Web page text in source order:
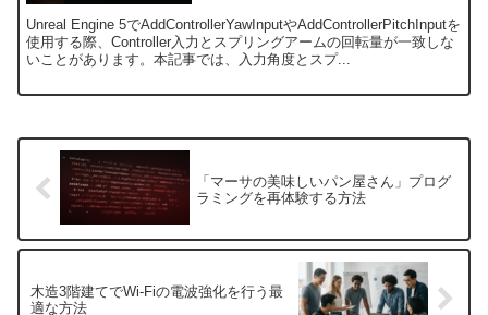
Unreal Engine 5でAddControllerYawInputやAddControllerPitchInputを
使用する際、Controller入力とスプリングアームの回転量が一致しな
いことがあります。本記事では、入力角度とスプ...
「マーサの美味しいパン屋さん」プログ
ラミングを再体験する方法
木造3階建てでWi-Fiの電波強化を行う最
適な方法